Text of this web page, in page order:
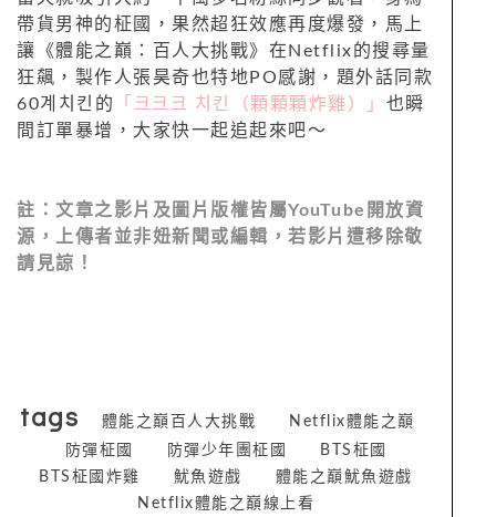
帶貨男神的柾國，果然超狂效應再度爆發，馬上
讓《體能之巔：百人大挑戰》在Netflix的搜尋量
狂飆，製作人張昊奇也特地PO感謝，題外話同款
60계치킨的
「크크크 치킨（顆顆顆炸雞）」 也瞬
間訂單暴增，大家快一起追起來吧～
註：文章之影片及圖片版權皆屬YouTube 開放資
源，上傳者並非妞新聞或編輯，若影片遭移除敬
請見諒！
tags 體能之巔百人大挑戰
Netflix體能之巔
防彈柾國
防彈少年團柾國
BTS柾國
BTS柾國炸雞
魷魚遊戲
體能之巔魷魚遊戲
Netflix體能之巔線上看